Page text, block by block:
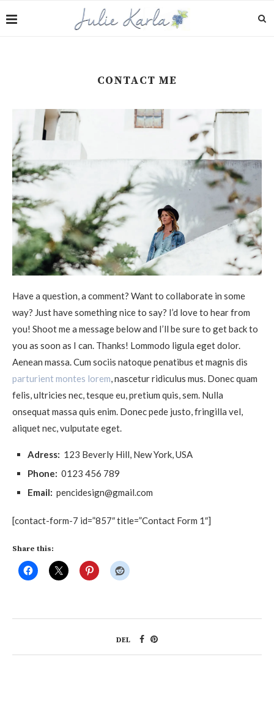
CONTACT ME
Have a question, a comment? Want to collaborate in some
way? Just have something nice to say? I’d love to hear from
you! Shoot me a message below and I’ll be sure to get back to
you as soon as I can. Thanks! Lommodo ligula eget dolor.
Aenean massa. Cum sociis natoque penatibus et magnis dis
parturient montes lorem, nascetur ridiculus mus. Donec quam
felis, ultricies nec, tesque eu, pretium quis, sem. Nulla
onsequat massa quis enim. Donec pede justo, fringilla vel,
aliquet nec, vulputate eget.
Adress: 123 Beverly Hill, New York, USA
Phone: 0123 456 789
Email: pencidesign@gmail.com
[contact-form-7 id=”857″ title=”Contact Form 1″]
Share this:
DEL